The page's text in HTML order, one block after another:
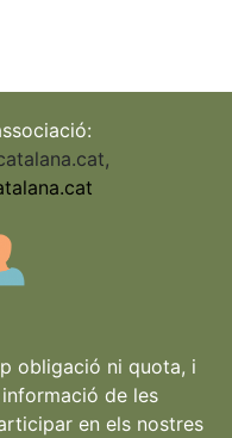
,
obligació ni quota, i
de les
en els nostres